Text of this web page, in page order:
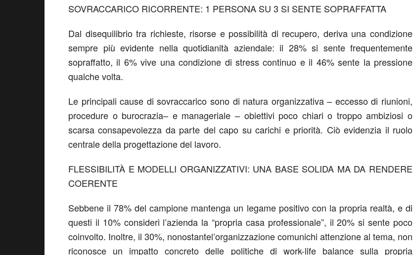
SOVRACCARICO RICORRENTE: 1 PERSONA SU 3 SI SENTE SOPRAFFATTA
Dal disequilibrio tra richieste, risorse epossibilità di recupero, deriva una condizione
sempre più evidente nella quotidianità aziendale: il 28% si sente frequentemente
sopraffatto, il 6% vive unacondizione di stress continuo e il 46%sente la pressione
qualche volta.
Le principalicause di sovraccarico sono di natura organizzativa – eccessodi riunioni,
procedure o burocrazia– e manageriale – obiettivi poco chiari o troppo ambiziosi o
scarsa consapevolezza da parte del capo su carichi e priorità. Ciò evidenzia il ruolo
centrale della progettazione del lavoro.
FLESSIBILITÀ E MODELLI ORGANIZZATIVI: UNA BASE SOLIDA MA DA RENDERE
COERENTE
Sebbene il78% del campione mantenga un legame positivo con la propria realtà, edi
questi il 10% consideri l’azienda la “propria casa professionale”, il 20% si sente poco
coinvolto. Inoltre, il 30%, nonostantel’organizzazionecomunichi attenzione al tema, non
riconosce un impatto concreto delle politiche di work-life balance sulla propria